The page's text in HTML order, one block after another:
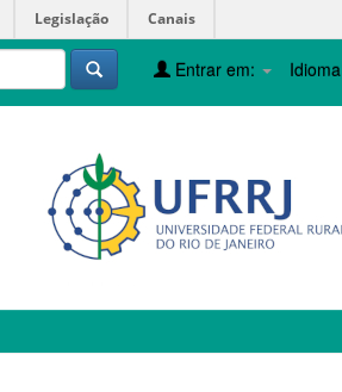
Legislação Canais
Idioma
Entrar em: